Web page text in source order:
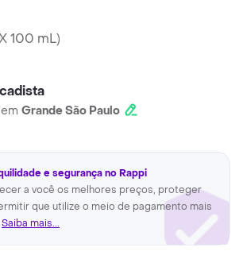
100 mL)
Grande São Paulo
e segurança no Rappi
a você os melhores preços, proteger
que utilize o meio de pagamento mais
Saiba mais...